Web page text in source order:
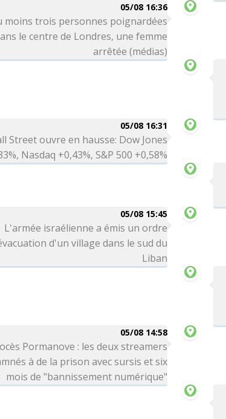
05/08 16:36
moins trois personnes poignardées
le centre de Londres, une femme
arrêtée (médias)
05/08 16:31
Street ouvre en hausse: Dow Jones
Nasdaq +0,43%, S&P 500 +0,58%
05/08 15:45
L'armée israélienne a émis un ordre
d'un village dans le sud du
Liban
05/08 14:58
Pormanove : les deux streamers
à de la prison avec sursis et six
mois de "bannissement numérique"